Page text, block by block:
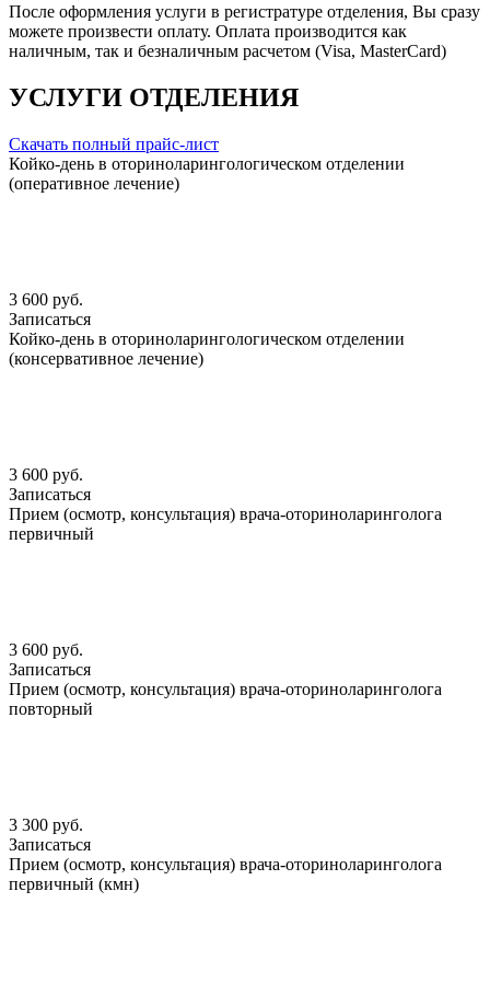
После оформления услуги в регистратуре отделения, Вы сразу
можете произвести оплату. Оплата производится как
наличным, так и безналичным расчетом (Visa, MasterCard)
УСЛУГИ ОТДЕЛЕНИЯ
Скачать полный прайс-лист
Койко-день в оториноларингологическом отделении
(оперативное лечение)
3 600 руб.
Записаться
Койко-день в оториноларингологическом отделении
(консервативное лечение)
3 600 руб.
Записаться
Прием (осмотр, консультация) врача-оториноларинголога
первичный
3 600 руб.
Записаться
Прием (осмотр, консультация) врача-оториноларинголога
повторный
3 300 руб.
Записаться
Прием (осмотр, консультация) врача-оториноларинголога
первичный (кмн)